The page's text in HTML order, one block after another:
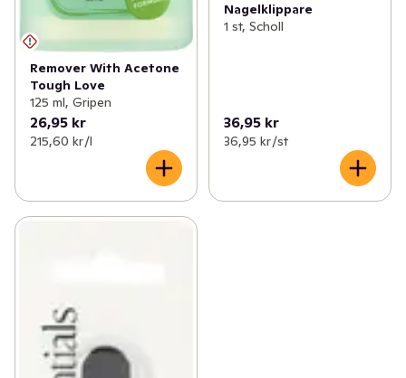
Remover With Acetone
Tough Love
125 ml, Gripen
26,95 kr
215,60 kr /l
Nagelklippare
1 st, Scholl
36,95 kr
36,95 kr /st